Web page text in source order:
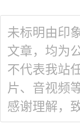
未标明由印
文章，均为
不代表我站
片、音视频
感谢理解，